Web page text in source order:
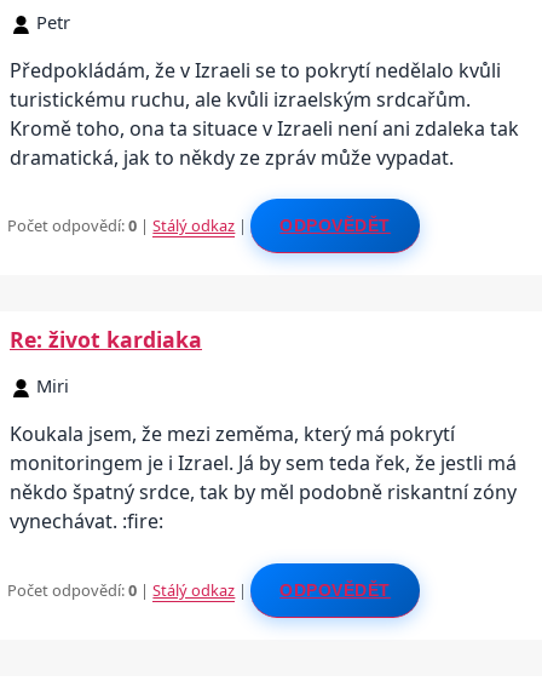
Petr
Předpokládám, že v Izraeli se to pokrytí nedělalo kvůli
turistickému ruchu, ale kvůli izraelským srdcařům.
Kromě toho, ona ta situace v Izraeli není ani zdaleka tak
dramatická, jak to někdy ze zpráv může vypadat.
Počet odpovědí:0 |Stálý odkaz | ODPOVĚDĚT
Re: život kardiaka
Miri
Koukala jsem, že mezi zeměma, který má pokrytí
monitoringem je i Izrael. Já by sem teda řek, že jestli má
někdo špatný srdce, tak by měl podobně riskantní zóny
vynechávat. :fire:
Počet odpovědí:0 |Stálý odkaz | ODPOVĚDĚT